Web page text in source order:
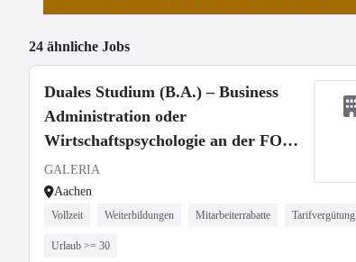
24 ähnliche Jobs
Duales Studium (B.A.) – Business
Administration oder
Wirtschaftspsychologie an der FOM
(w/m/d)
GALERIA
Aachen
Vollzeit Weiterbildungen Mitarbeiterrabatte Tarifvergütung
Urlaub >= 30